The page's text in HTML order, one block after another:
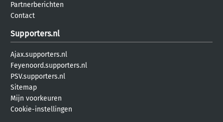
Partnerberichten
Contact
Supporters.nl
Ajax.supporters.nl
Feyenoord.supporters.nl
PSV.supporters.nl
Sitemap
Mijn voorkeuren
Cookie-instellingen